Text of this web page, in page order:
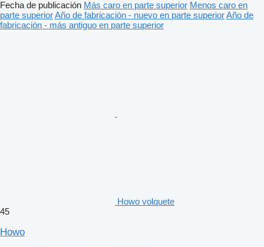
Fecha de publicación Más caro en parte superior Menos caro en
parte superiorAño de fabricación - nuevo en parte superiorAño de
fabricación - más antiguo en parte superior
Howo volquete
45
Howo